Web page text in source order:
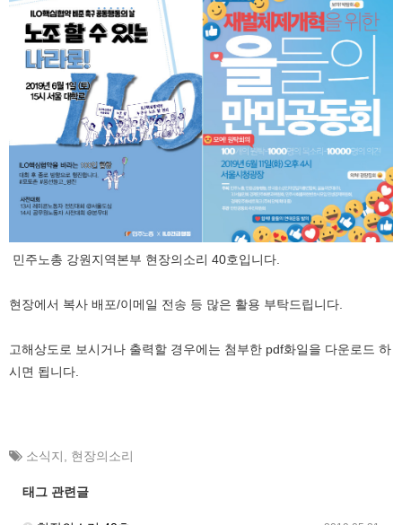
민주노총 강원지역본부 현장의소리 40호입니다.
현장에서 복사 배포/이메일 전송 등 많은 활용 부탁드립니다.
고해상도로 보시거나 출력할 경우에는 첨부한 pdf화일을 다운로드 하
시면 됩니다.
소식지 현장의소리
태그 관련글